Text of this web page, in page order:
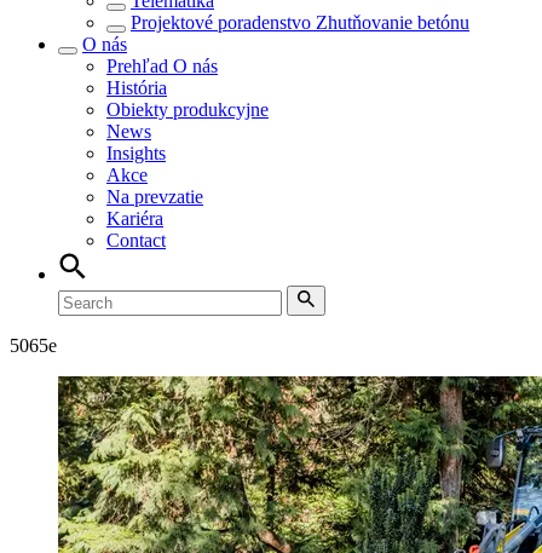
Projektové poradenstvo Zhutňovanie betónu
O nás
Prehľad O nás
História
Obiekty produkcyjne
News
Insights
Akce
Na prevzatie
Kariéra
Contact
5065e